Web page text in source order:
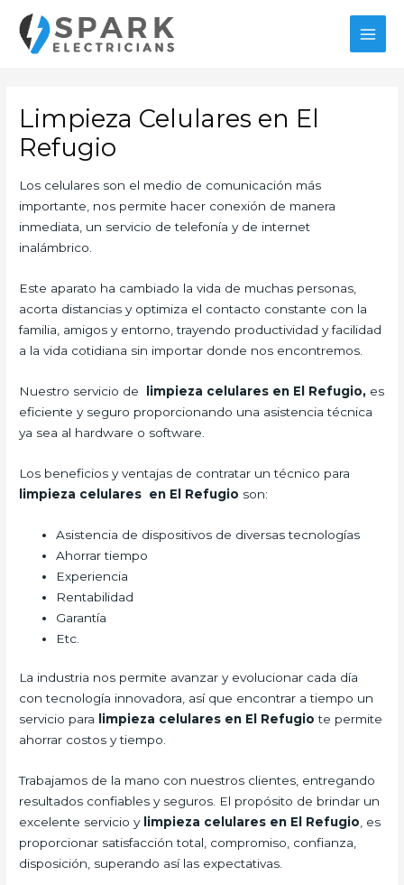
contenido
Limpieza Celulares en El
Refugio
Los celulares son el medio de comunicación más
importante, nos permite hacer conexión de manera
inmediata, un servicio de telefonía y de internet
inalámbrico.
Este aparato ha cambiado la vida de muchas personas,
acorta distancias y optimiza el contacto constante con la
familia, amigos y entorno, trayendo productividad y facilidad
a la vida cotidiana sin importar donde nos encontremos.
Nuestro servicio de limpieza celulares en El Refugio, es
eficiente y seguro proporcionando una asistencia técnica
ya sea al hardware o software.
Los beneficios y ventajas de contratar un técnico para
limpieza celulares en El Refugio son:
Asistencia de dispositivos de diversas tecnologías
Ahorrar tiempo
Experiencia
Rentabilidad
Garantía
Etc.
La industria nos permite avanzar y evolucionar cada día
con tecnología innovadora, así que encontrar a tiempo un
servicio para
limpieza celulares en El Refugio te permite
ahorrar costos y tiempo.
Trabajamos de la mano con nuestros clientes, entregando
resultados confiables y seguros. El propósito de brindar un
excelente servicio y limpieza celulares en El Refugio , es
proporcionar satisfacción total, compromiso, confianza,
disposición, superando así las expectativas.